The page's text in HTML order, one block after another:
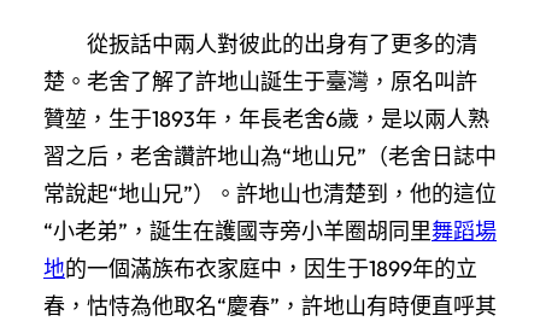
從扳話中兩人對彼此的出身有了更多的清
楚。老舍了解了許地山誕生于臺灣，原名叫許
贊堃，生于1893年，年長老舍6歲，是以兩人熟
習之后，老舍讚許地山為“地山兄”（老舍日誌中
常說起“地山兄”）。許地山也清楚到，他的這位
“小老弟”，誕生在護國寺旁小羊圈胡同里舞蹈場
地的一個滿族布衣家庭中，因生于1899年的立
春，怙恃為他取名“慶春”，許地山有時便直呼其